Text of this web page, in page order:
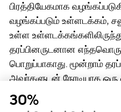
பிரத்தியேகமாக
வழங்கப்படும் உள்ளடக்கம்,
உள்ள
தரப்பினருடனான எந்தவொரு
பொறுப்பாகாது. மூன்றாம்
அவர்களுடன் நேரடியாக
Uber ஒரு தரப்பு அல்ல.
நேரடியாகத் தொடர்பு
30%